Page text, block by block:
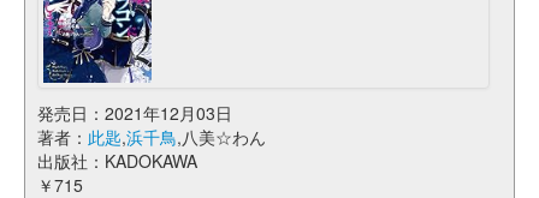
発売日：2021年12月03日
著者： 此匙,浜千鳥,八美☆わん
出版社：KADOKAWA
￥715